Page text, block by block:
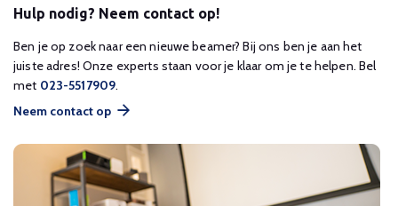
Hulp nodig? Neem contact op!
Ben je op zoek naar een nieuwe beamer? Bij ons ben je aan het
juiste adres! Onze experts staan voor je klaar om je te helpen. Bel
met 023-5517909.
Neem contact op